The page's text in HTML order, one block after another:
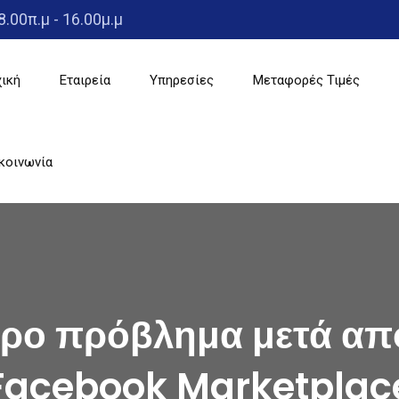
- 16.00μ.μ
Εταιρεία Υπηρεσίες Μεταφορές Τιμές
πρόβλημα μετά